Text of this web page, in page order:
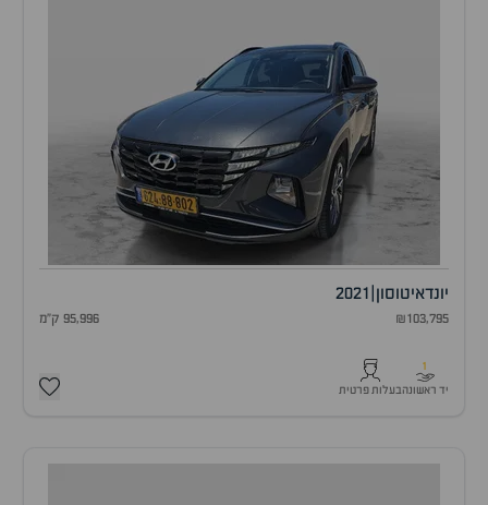
יונדאיטוסון 2021
₪103,795 95,996 ק"מ
1
יד ראשונהבעלות פרטית